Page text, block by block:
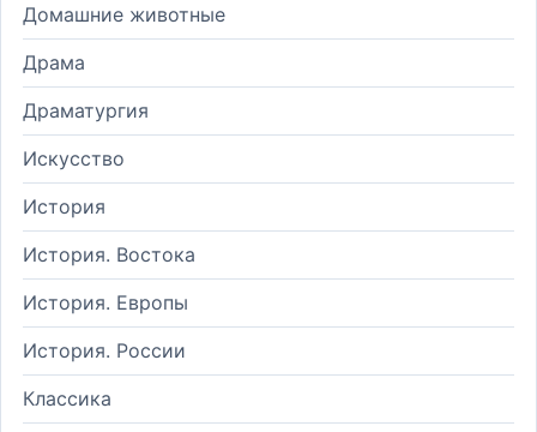
Домашние животные
Драма
Драматургия
Искусство
История
История. Востока
История. Европы
История. России
Классика